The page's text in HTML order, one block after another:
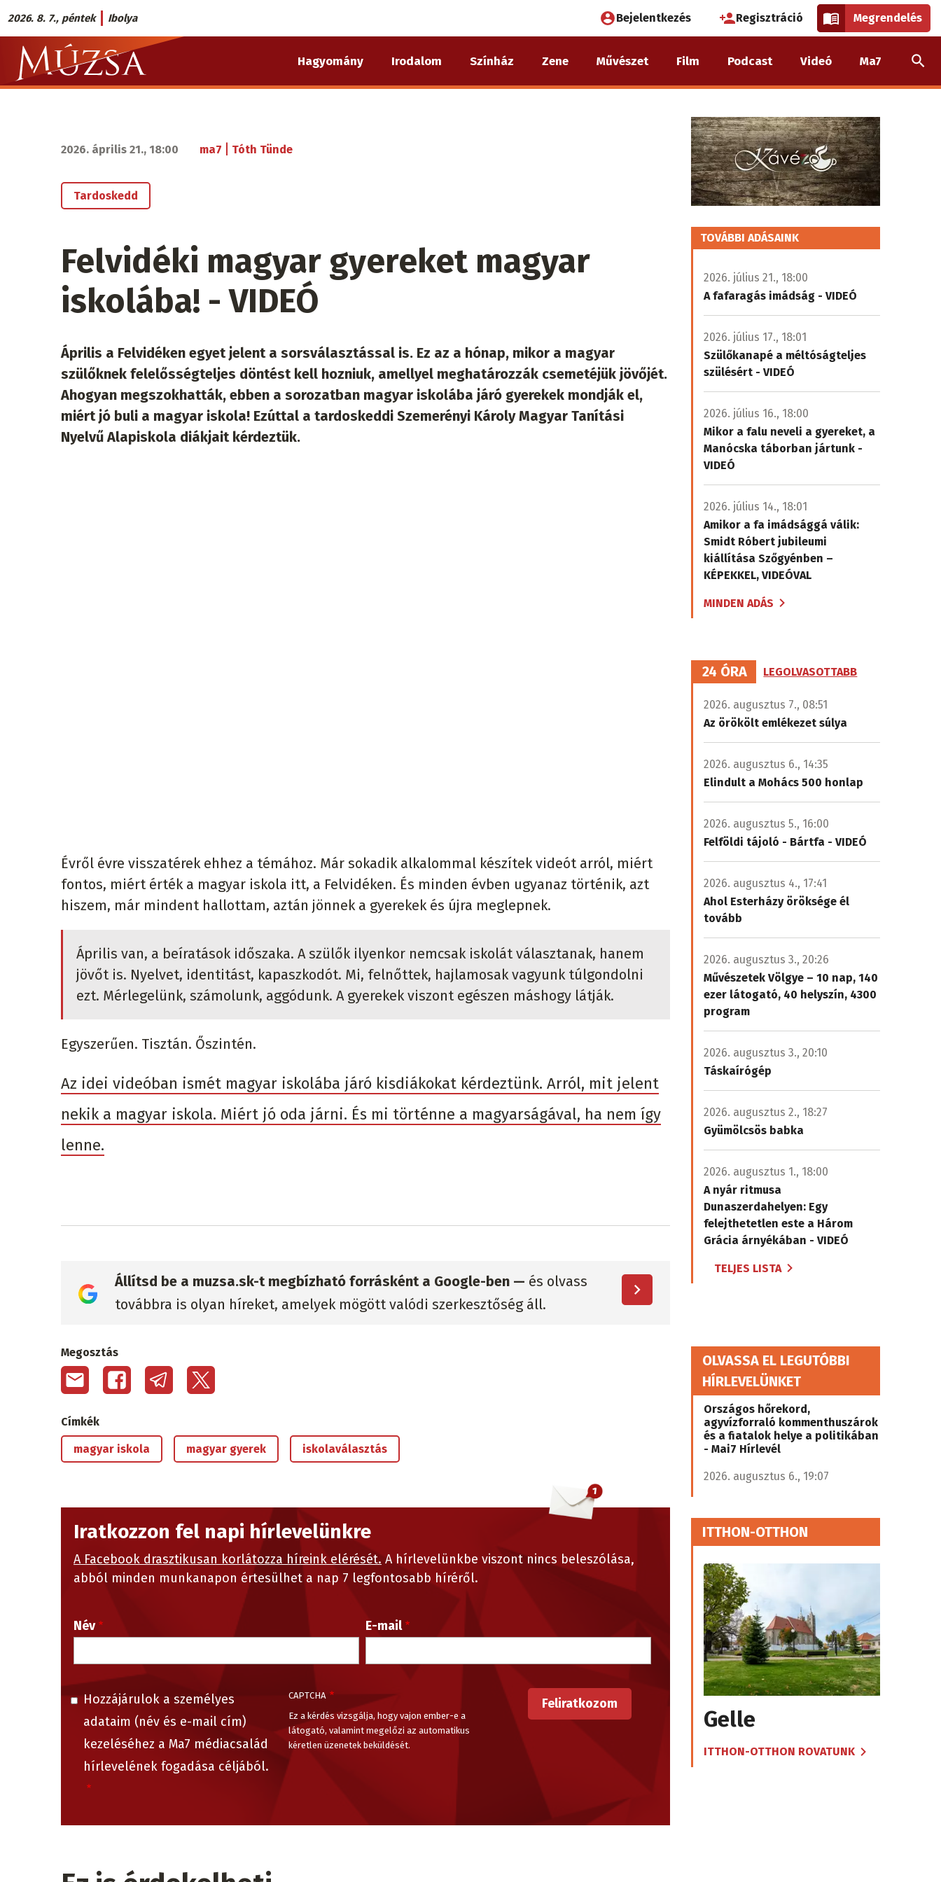
Ugrás
a
tartalomra
2026. 8. 7., péntek Ibolya
Felhasználói
fiók
menüje
Bejelentkezés Regisztráció Megrendelés
Múzsa.sk
fő
Hagyomány Irodalom Színház Zene Művészet Film Podcast Videó Ma7
2026. április 21., 18:00 ma7 Tóth Tünde
Tardoskedd
Felvidéki magyar gyereket magyar
iskolába! - VIDEÓ
Április a Felvidéken egyet jelent a sorsválasztással is. Ez az a hónap, mikor a magyar
szülőknek felelősségteljes döntést kell hozniuk, amellyel meghatározzák csemetéjük jövőjét.
Ahogyan megszokhatták, ebben a sorozatban magyar iskolába járó gyerekek mondják el,
miért jó buli a magyar iskola! Ezúttal a tardoskeddi Szemerényi Károly Magyar Tanítási
Nyelvű Alapiskola diákjait kérdeztük.
Évről évre visszatérek ehhez a témához. Már sokadik alkalommal készítek videót arról, miért
fontos, miért érték a magyar iskola itt, a Felvidéken. És minden évben ugyanaz történik, azt
hiszem, már mindent hallottam, aztán jönnek a gyerekek és újra meglepnek.
Április van, a beíratások időszaka. A szülők ilyenkor nemcsak iskolát választanak, hanem
jövőt is. Nyelvet, identitást, kapaszkodót. Mi, felnőttek, hajlamosak vagyunk túlgondolni
ezt. Mérlegelünk, számolunk, aggódunk. A gyerekek viszont egészen máshogy látják.
Egyszerűen. Tisztán. Őszintén.
Az idei videóban ismét magyar iskolába járó kisdiákokat kérdeztünk. Arról, mit jelent
nekik a magyar iskola. Miért jó oda járni. És mi történne a magyarságával, ha nem így
lenne.
Állítsd be a muzsa.sk-t megbízható forrásként a Google-ben — és olvass
továbbra is olyan híreket, amelyek mögött valódi szerkesztőség áll.
Megosztás
Címkék
magyar iskola magyar gyerek iskolaválasztás
Iratkozzon fel napi hírlevelünkre
A Facebook drasztikusan korlátozza híreink elérését. A hírlevelünkbe viszont nincs beleszólása,
abból minden munkanapon értesülhet a nap 7 legfontosabb híréről.
Név E-mail
Hozzájárulok a személyes
adataim (név és e-mail cím)
kezeléséhez a Ma7 médiacsalád
hírlevelének fogadása céljából.
CAPTCHA
Ez a kérdés vizsgálja, hogy vajon ember-e a
látogató, valamint megelőzi az automatikus
kéretlen üzenetek beküldését.
TOVÁBBI ADÁSAINK
2026. július 21., 18:00
A fafaragás imádság - VIDEÓ
2026. július 17., 18:01
Szülőkanapé a méltóságteljes
szülésért - VIDEÓ
2026. július 16., 18:00
Mikor a falu neveli a gyereket, a
Manócska táborban jártunk -
VIDEÓ
2026. július 14., 18:01
Amikor a fa imádsággá válik:
Smidt Róbert jubileumi
kiállítása Szőgyénben –
KÉPEKKEL, VIDEÓVAL
MINDEN ADÁS
24 ÓRA LEGOLVASOTTABB
2026. augusztus 7., 08:51
Az örökölt emlékezet súlya
2026. augusztus 6., 14:35
Elindult a Mohács 500 honlap
2026. augusztus 5., 16:00
Felföldi tájoló - Bártfa - VIDEÓ
2026. augusztus 4., 17:41
Ahol Esterházy öröksége él
tovább
2026. augusztus 3., 20:26
Művészetek Völgye – 10 nap, 140
ezer látogató, 40 helyszín, 4300
program
2026. augusztus 3., 20:10
Táskaírógép
2026. augusztus 2., 18:27
Gyümölcsös babka
2026. augusztus 1., 18:00
A nyár ritmusa
Dunaszerdahelyen: Egy
felejthetetlen este a Három
Grácia árnyékában - VIDEÓ
TELJES LISTA
OLVASSA EL LEGUTÓBBI
HÍRLEVELÜNKET
Országos hőrekord,
agyvízforraló kommenthuszárok
és a fiatalok helye a politikában
- Mai7 Hírlevél
2026. augusztus 6., 19:07
ITTHON-OTTHON
Gelle
ITTHON-OTTHON ROVATUNK